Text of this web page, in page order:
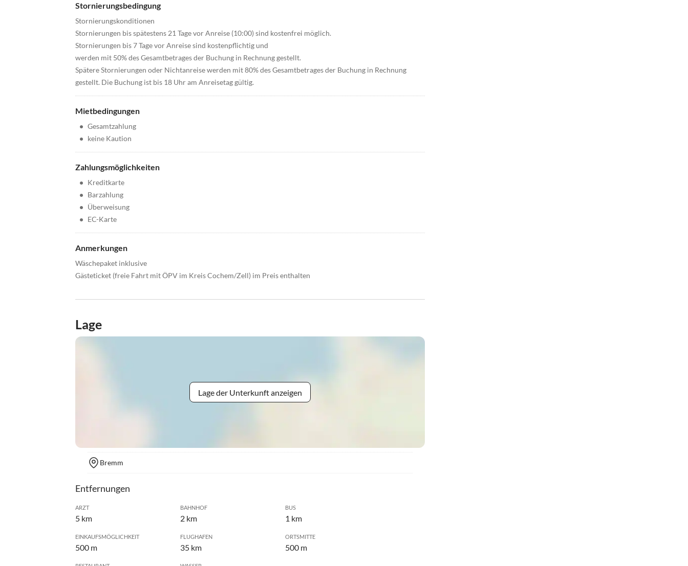
Stornierungsbedingung
Stornierungskonditionen
Stornierungen bis spätestens 21 Tage vor Anreise (10:00) sind kostenfrei möglich.
Stornierungen bis 7 Tage vor Anreise sind kostenpflichtig und
werden mit 50% des Gesamtbetrages der Buchung in Rechnung gestellt.
Spätere Stornierungen oder Nichtanreise werden mit 80% des Gesamtbetrages der Buchung in Rechnung
gestellt. Die Buchung ist bis 18 Uhr am Anreisetag gültig.
Mietbedingungen
• Gesamtzahlung
• keine Kaution
Zahlungsmöglichkeiten
• Kreditkarte
• Barzahlung
• Überweisung
• EC-Karte
Anmerkungen
Wäschepaket inklusive
Gästeticket (freie Fahrt mit ÖPV im Kreis Cochem/Zell) im Preis enthalten
Lage
Lage der Unterkunft anzeigen
Bremm
Entfernungen
ARZT
5 km
BAHNHOF
2 km
BUS
1 km
EINKAUFSMÖGLICHKEIT
500 m
FLUGHAFEN
35 km
ORTSMITTE
500 m